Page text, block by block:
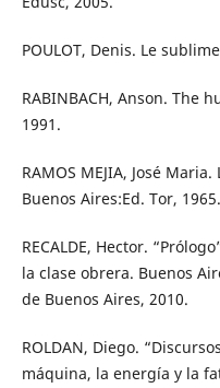
POULOT, Denis. Le
RABINBACH, Anson. The
1991.
RAMOS MEJIA, José
Buenos Aires:Ed. Tor, 1965.
RECALDE, Hector.
la clase obrera. Buenos
de Buenos Aires, 2010.
ROLDAN, Diego.
máquina, la energía y la